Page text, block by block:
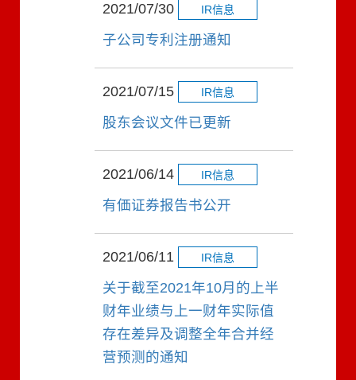
2021/07/30 IR信息
子公司专利注册通知
2021/07/15 IR信息
股东会议文件已更新
2021/06/14 IR信息
有価证券报告书公开
2021/06/11 IR信息
关于截至2021年10月的上半
财年业绩与上一财年实际值
存在差异及调整全年合并经
营预测的通知